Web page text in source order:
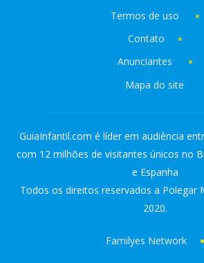
Termos de uso
Contato
Anunciantes
Mapa do site
GuiaInfantil.com é líder em audiência
com 12 milhões de visitantes únicos no
e Espanha
Todos os direitos reservados a Polegar
2020.
Familyes Network